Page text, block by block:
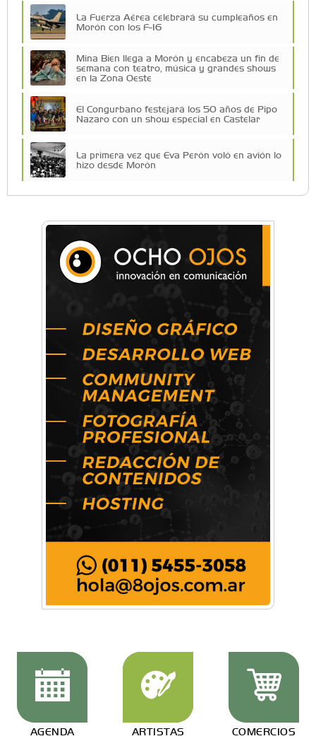
La Fuerza Aérea celebrará su cumpleaños en
Morón con los F-16
Mina Bien llega a Morón y encabeza un fin de
semana con teatro, música y grandes shows
en la Zona Oeste
El Congurbano festejará los 50 años de Pipo
Nazaro con un show especial en Castelar
La primera vez que Eva Perón voló en avión lo
hizo desde Morón
Mariana Croce: "Hoy las empresas necesitan
un asesoramiento integral para crecer con
seguridad"
Música, teatro, yoga, danza y mucho más:
Conocé todos los talleres para aprender y
AGENDA ARTISTAS COMERCIOS